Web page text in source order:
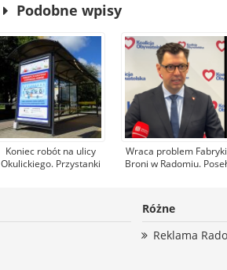
Podobne wpisy
Koniec robót na ulicy
Okulickiego. Przystanki
Wraca problem Fabryki
Broni w Radomiu. Poseł
Przemysława Czarnka
(PiS)
Różne
Reklama